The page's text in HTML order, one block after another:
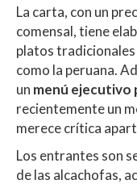
La carta, con un
comensal, tiene
platos tradicionales
como la peruana.
un menú ejecutivo
recientemente un
merece crítica
Los entrantes son
de las alcachofas,